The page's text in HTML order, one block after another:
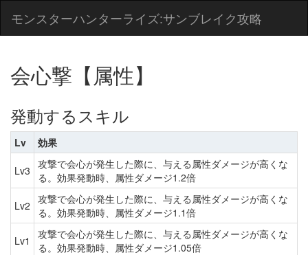
モンスターハンターライズ:サンブレイク攻略
会心撃【属性】
発動するスキル
Lv 効果
Lv3 攻撃で会心が発生した際に、与える属性ダメージが高くな
る。効果発動時、属性ダメージ1.2倍
Lv2 攻撃で会心が発生した際に、与える属性ダメージが高くな
る。効果発動時、属性ダメージ1.1倍
Lv1
攻撃で会心が発生した際に、与える属性ダメージが高くな
る。効果発動時、属性ダメージ1.05倍